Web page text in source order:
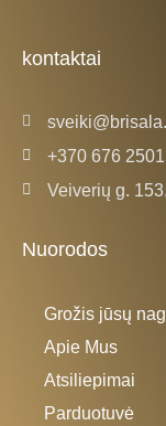
-
f
m
kontaktai
+370 676
Veiverių g.
Nuorodos
Grožis jūsų
Apie Mus
Atsiliepimai
Parduotuvė